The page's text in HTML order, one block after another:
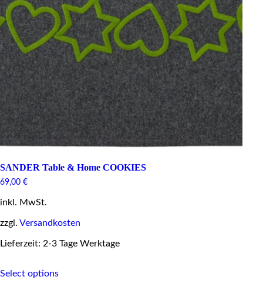
SANDER Table & Home COOKIES
69,00 €
inkl. MwSt.
zzgl. Versandkosten
Lieferzeit: 2-3 Tage Werktage
Select optionsproduct